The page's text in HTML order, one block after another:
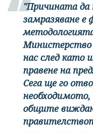
"Причината да
замразяване е
Министерство
нас след като
правене на
Сега ще го
необходимото,
общите